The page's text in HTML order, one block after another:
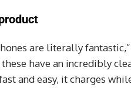
are literally
these have an incredibly
and easy, it charges